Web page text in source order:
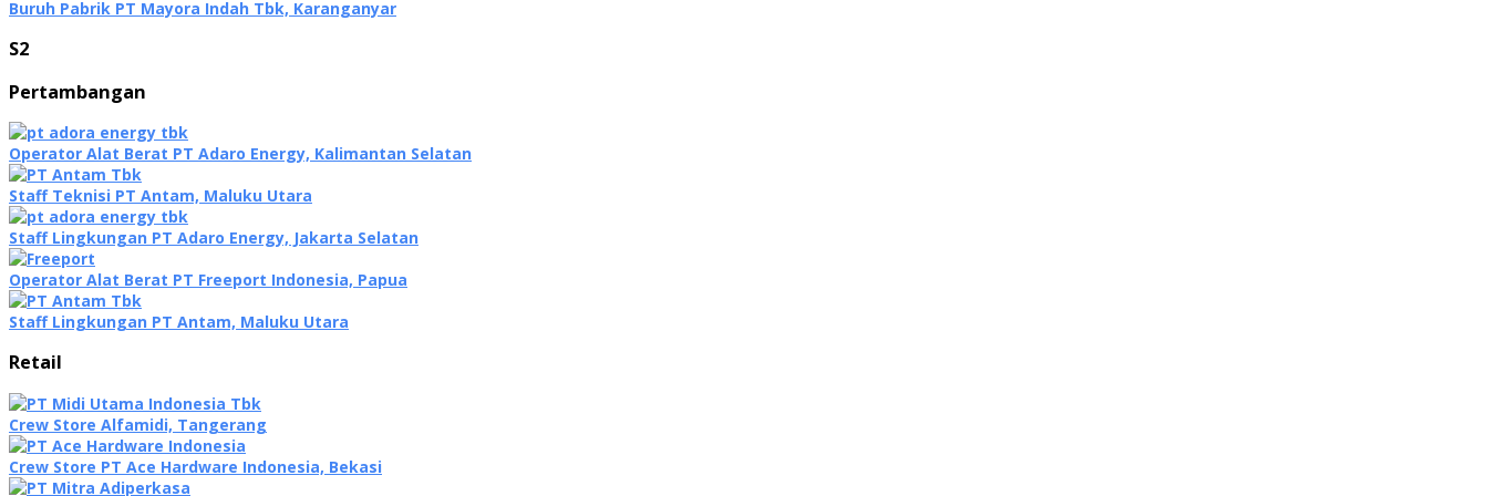
Buruh Pabrik PT Mayora Indah Tbk, Karanganyar
S2
Pertambangan
Operator Alat Berat PT Adaro Energy, Kalimantan Selatan
Staff Teknisi PT Antam, Maluku Utara
Staff Lingkungan PT Adaro Energy, Jakarta Selatan
Operator Alat Berat PT Freeport Indonesia, Papua
Staff Lingkungan PT Antam, Maluku Utara
Retail
Crew Store Alfamidi, Tangerang
Crew Store PT Ace Hardware Indonesia, Bekasi